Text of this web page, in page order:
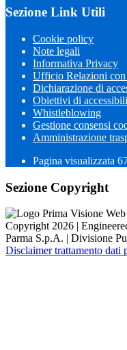
Sezione Link Utili
Cookie policy
Note legali
Informativa Privacy
Ufficio Relazioni
Dichiarazione di
Obiettivi di
Whistleblowing
Gestione consensi
Amministrazione
Pagina visualizzata
Sezione Copyright
Copyright 2026 |
Parma S.p.A. | Divisione
Disclaimer trattamento dati